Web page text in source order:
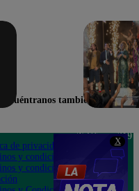
X
Encuéntranos también en
de privacidad
y condiciones
y condiciones
Teléfono: 219
Av. San
Felipe 968
Jesús María